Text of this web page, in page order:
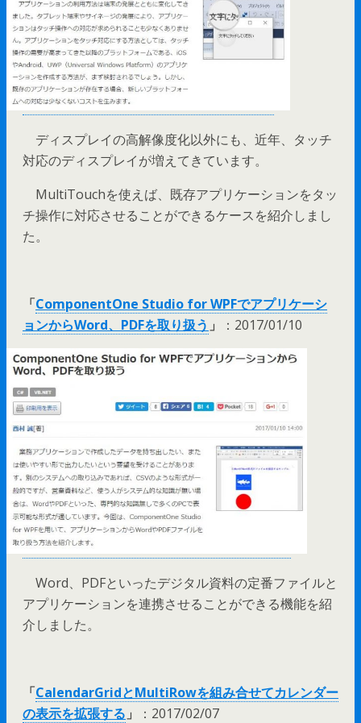
ディスプレイの高解像度化以外にも、近年、タッチ
対応のディスプレイが増えてきています。
MultiTouchを使えば、既存アプリケーションをタッ
チ操作に対応させることができるケースを紹介しまし
た。
「ComponentOne Studio for WPFでアプリケーシ
ョンからWord、PDFを取り扱う 」 ：2017/01/10
Word、PDFといったデジタル資料の定番ファイルと
アプリケーションを連携させることができる機能を紹
介しました。
「CalendarGridとMultiRowを組み合せてカレンダー
の表示を拡張する 」 ：2017/02/07